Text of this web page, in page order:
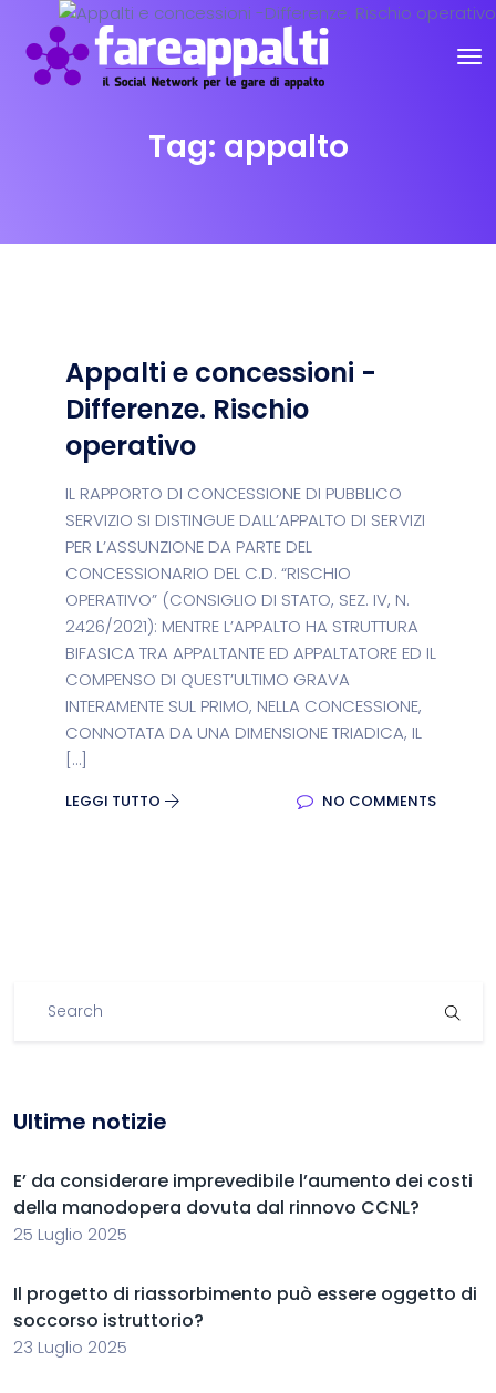
Tag: appalto
Appalti e concessioni -
Differenze. Rischio
operativo
IL RAPPORTO DI CONCESSIONE DI PUBBLICO
SERVIZIO SI DISTINGUE DALL’APPALTO DI SERVIZI
PER L’ASSUNZIONE DA PARTE DEL
CONCESSIONARIO DEL C.D. “RISCHIO
OPERATIVO” (CONSIGLIO DI STATO, SEZ. IV, N.
2426/2021): MENTRE L’APPALTO HA STRUTTURA
BIFASICA TRA APPALTANTE ED APPALTATORE ED IL
COMPENSO DI QUEST’ULTIMO GRAVA
INTERAMENTE SUL PRIMO, NELLA CONCESSIONE,
CONNOTATA DA UNA DIMENSIONE TRIADICA, IL
[…]
LEGGI TUTTO NO COMMENTS
Ultime notizie
E’ da considerare imprevedibile l’aumento dei costi
della manodopera dovuta dal rinnovo CCNL?
25 Luglio 2025
Il progetto di riassorbimento può essere oggetto di
soccorso istruttorio?
23 Luglio 2025